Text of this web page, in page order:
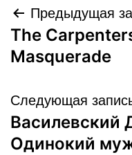
по
Предыдущая
The
Masquerade
Следующая
Василевский
Одинокий